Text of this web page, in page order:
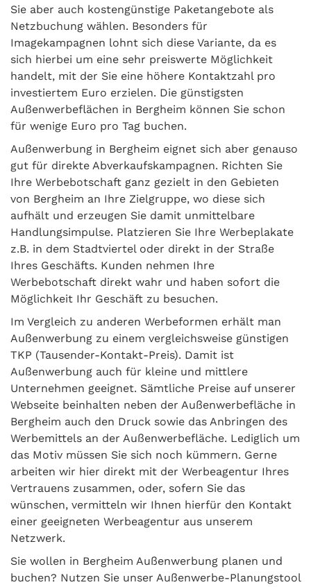
Sie aber auch kostengünstige Paketangebote als
Netzbuchung wählen. Besonders für
Imagekampagnen lohnt sich diese Variante, da es
sich hierbei um eine sehr preiswerte Möglichkeit
handelt, mit der Sie eine höhere Kontaktzahl pro
investiertem Euro erzielen. Die günstigsten
Außenwerbeflächen in Bergheim können Sie schon
für wenige Euro pro Tag buchen.
Außenwerbung in Bergheim eignet sich aber genauso
gut für direkte Abverkaufskampagnen. Richten Sie
Ihre Werbebotschaft ganz gezielt in den Gebieten
von Bergheim an Ihre Zielgruppe, wo diese sich
aufhält und erzeugen Sie damit unmittelbare
Handlungsimpulse. Platzieren Sie Ihre Werbeplakate
z.B. in dem Stadtviertel oder direkt in der Straße
Ihres Geschäfts. Kunden nehmen Ihre
Werbebotschaft direkt wahr und haben sofort die
Möglichkeit Ihr Geschäft zu besuchen.
Im Vergleich zu anderen Werbeformen erhält man
Außenwerbung zu einem vergleichsweise günstigen
TKP (Tausender-Kontakt-Preis). Damit ist
Außenwerbung auch für kleine und mittlere
Unternehmen geeignet. Sämtliche Preise auf unserer
Webseite beinhalten neben der Außenwerbefläche in
Bergheim auch den Druck sowie das Anbringen des
Werbemittels an der Außenwerbefläche. Lediglich um
das Motiv müssen Sie sich noch kümmern. Gerne
arbeiten wir hier direkt mit der Werbeagentur Ihres
Vertrauens zusammen, oder, sofern Sie das
wünschen, vermitteln wir Ihnen hierfür den Kontakt
einer geeigneten Werbeagentur aus unserem
Netzwerk.
Sie wollen in Bergheim Außenwerbung planen und
buchen? Nutzen Sie unser Außenwerbe-Planungstool